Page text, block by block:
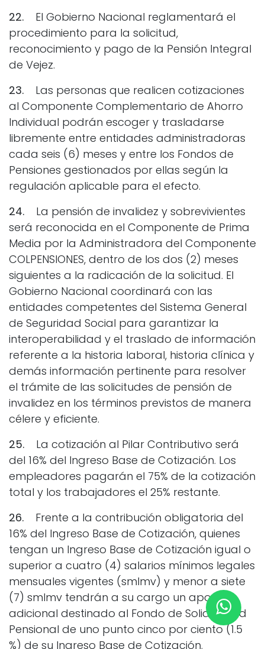
22. El Gobierno Nacional reglamentará el
procedimiento para la solicitud,
reconocimiento y pago de la Pensión Integral
de Vejez.
23. Las personas que realicen cotizaciones
al Componente Complementario de Ahorro
Individual podrán escoger y trasladarse
libremente entre entidades administradoras
cada seis (6) meses y entre los Fondos de
Pensiones gestionados por ellas según la
regulación aplicable para el efecto.
24. La pensión de invalidez y sobrevivientes
será reconocida en el Componente de Prima
Media por la Administradora del Componente
COLPENSIONES, dentro de los dos (2) meses
siguientes a la radicación de la solicitud. El
Gobierno Nacional coordinará con las
entidades competentes del Sistema General
de Seguridad Social para garantizar la
interoperabilidad y el traslado de información
referente a la historia laboral, historia clínica y
demás información pertinente para resolver
el trámite de las solicitudes de pensión de
invalidez en los términos previstos de manera
célere y eficiente.
25. La cotización al Pilar Contributivo será
del 16% del Ingreso Base de Cotización. Los
empleadores pagarán el 75% de la cotización
total y los trabajadores el 25% restante.
26. Frente a la contribución obligatoria del
16% del Ingreso Base de Cotización, quienes
tengan un Ingreso Base de Cotización igual o
superior a cuatro (4) salarios mínimos legales
mensuales vigentes (smlmv) y menor a siete
(7) smlmv tendrán a su cargo un aporte
adicional destinado al Fondo de Solidaridad
Pensional de uno punto cinco por ciento (1.5
%) de su Ingreso Base de Cotización.